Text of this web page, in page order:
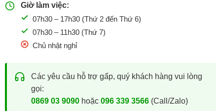
Giờ làm việc:
07h30 – 17h30 (Thứ 2 đến Thứ 6)
07h30 – 11h30 (Thứ 7)
Chủ nhật nghỉ
Các yêu cầu hỗ trợ gấp, quý khách hàng vui lòng
gọi:
0869 03 9090hoặc 096 339 3566(Call/Zalo)